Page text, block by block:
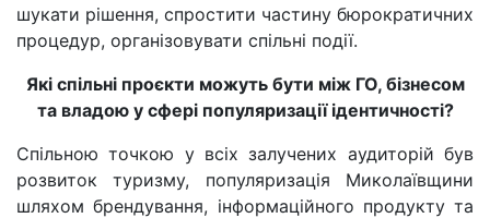
шукати рішення, спростити частину бюрократичних
процедур, організовувати спільні події.
Які спільні проєкти можуть бути між ГО, бізнесом
та владою у сфері популяризації ідентичності?
Спільною точкою у всіх залучених аудиторій був
розвиток туризму, популяризація Миколаївщини
шляхом брендування, інформаційного продукту та